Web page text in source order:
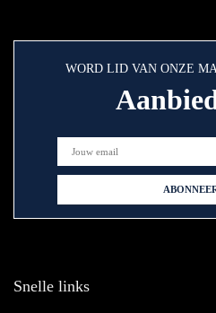
WORD LID VAN ONZE
Snelle links